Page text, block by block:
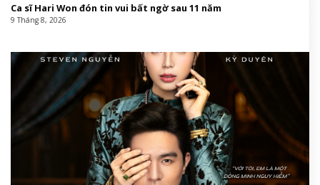
Ca sĩ Hari Won đón tin vui bất ngờ sau 11 năm
9 Tháng 8, 2026